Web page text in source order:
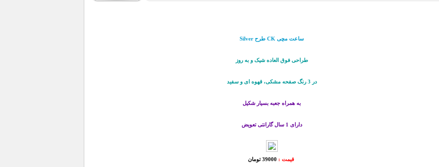
ساعت مچی CK طرح Silver
طراحی فوق العاده شیک و به روز
در 3 رنگ صفحه مشکی، قهوه ای و سفید
به همراه جعبه بسیار شکیل
دارای 1 سال گارانتی تعويض
قیمت : 39000 تومان